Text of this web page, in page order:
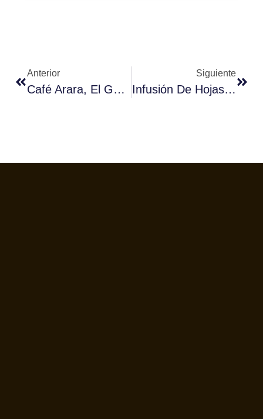
Anterior
Café Arara, El Geisha Brasileño
Siguiente
Infusión De Hojas De Café